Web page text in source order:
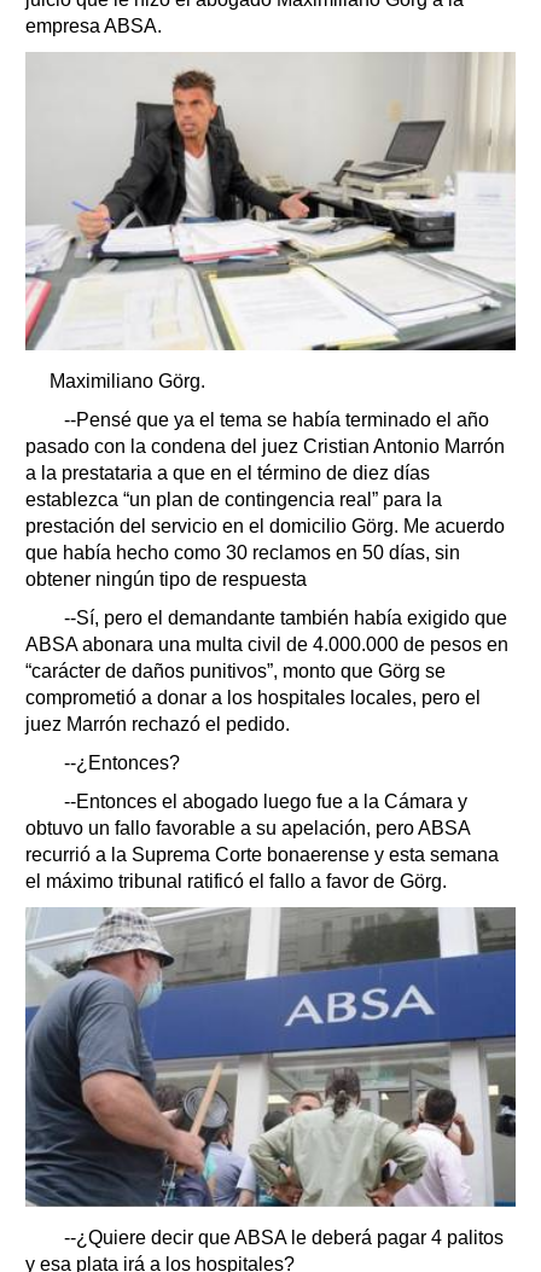
empresa ABSA.
Maximiliano Görg.
--Pensé que ya el tema se había terminado el año
pasado con la condena del juez Cristian Antonio Marrón
a la prestataria a que en el término de diez días
establezca “un plan de contingencia real” para la
prestación del servicio en el domicilio Görg. Me acuerdo
que había hecho como 30 reclamos en 50 días, sin
obtener ningún tipo de respuesta
--Sí, pero el demandante también había exigido que
ABSA abonara una multa civil de 4.000.000 de pesos en
“carácter de daños punitivos”, monto que Görg se
comprometió a donar a los hospitales locales, pero el
juez Marrón rechazó el pedido.
--¿Entonces?
--Entonces el abogado luego fue a la Cámara y
obtuvo un fallo favorable a su apelación, pero ABSA
recurrió a la Suprema Corte bonaerense y esta semana
el máximo tribunal ratificó el fallo a favor de Görg.
--¿Quiere decir que ABSA le deberá pagar 4 palitos
y esa plata irá a los hospitales?